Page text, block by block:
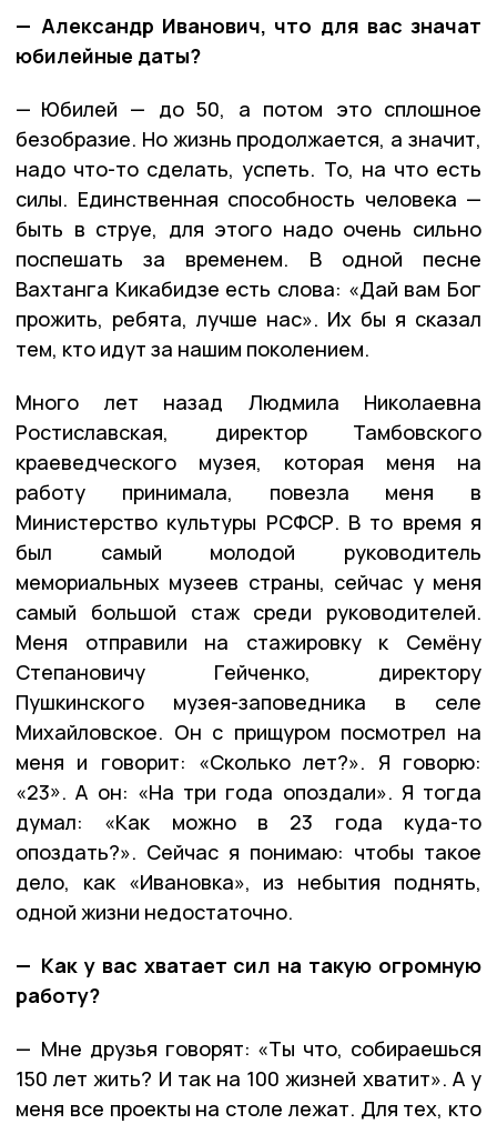
— Александр Иванович, что для вас значат
юбилейные даты?
— Юбилей — до 50, а потом это сплошное
безобразие. Но жизнь продолжается, а значит,
надо что-то сделать, успеть. То, на что есть
силы. Единственная способность человека —
быть в струе, для этого надо очень сильно
поспешать за временем. В одной песне
Вахтанга Кикабидзе есть слова: «Дай вам Бог
прожить, ребята, лучше нас». Их бы я сказал
тем, кто идут за нашим поколением.
Много лет назад Людмила Николаевна
Ростиславская, директор Тамбовского
краеведческого музея, которая меня на
работу принимала, повезла меня в
Министерство культуры РСФСР. В то время я
был самый молодой руководитель
мемориальных музеев страны, сейчас у меня
самый большой стаж среди руководителей.
Меня отправили на стажировку к Семёну
Степановичу Гейченко, директору
Пушкинского музея-заповедника в селе
Михайловское. Он с прищуром посмотрел на
меня и говорит: «Сколько лет?». Я говорю:
«23». А он: «На три года опоздали». Я тогда
думал: «Как можно в 23 года куда-то
опоздать?». Сейчас я понимаю: чтобы такое
дело, как «Ивановка», из небытия поднять,
одной жизни недостаточно.
— Как у вас хватает сил на такую огромную
работу?
— Мне друзья говорят: «Ты что, собираешься
150 лет жить? И так на 100 жизней хватит». А у
меня все проекты на столе лежат. Для тех, кто